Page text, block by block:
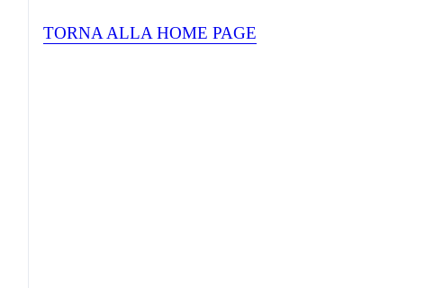
TORNA ALLA HOME PAGE